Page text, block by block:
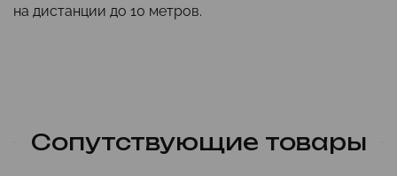
на дистанции до 10 метров.
Сопутствующие товары